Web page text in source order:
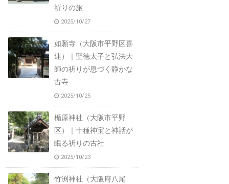
祈りの旅
2025/10/27
如願寺（大阪市平野区喜
連）｜聖徳太子と弘法大
師の祈りが息づく静かな
古寺
2025/10/25
楯原神社（大阪市平野
区）｜十種神宝と神話が
眠る祈りの古社
2025/10/23
竹渕神社（大阪府八尾